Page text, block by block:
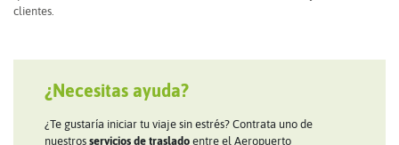
clientes.
¿Necesitas ayuda?
¿Te gustaría iniciar tu viaje sin estrés? Contrata uno de
nuestros servicios de traslado entre el Aeropuerto